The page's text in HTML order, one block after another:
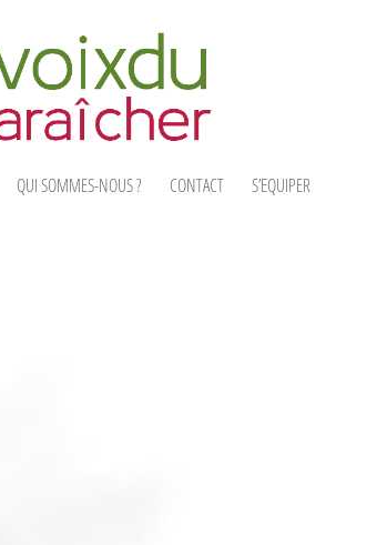
QUI SOMMES-NOUS ? CONTACT S’EQUIPER